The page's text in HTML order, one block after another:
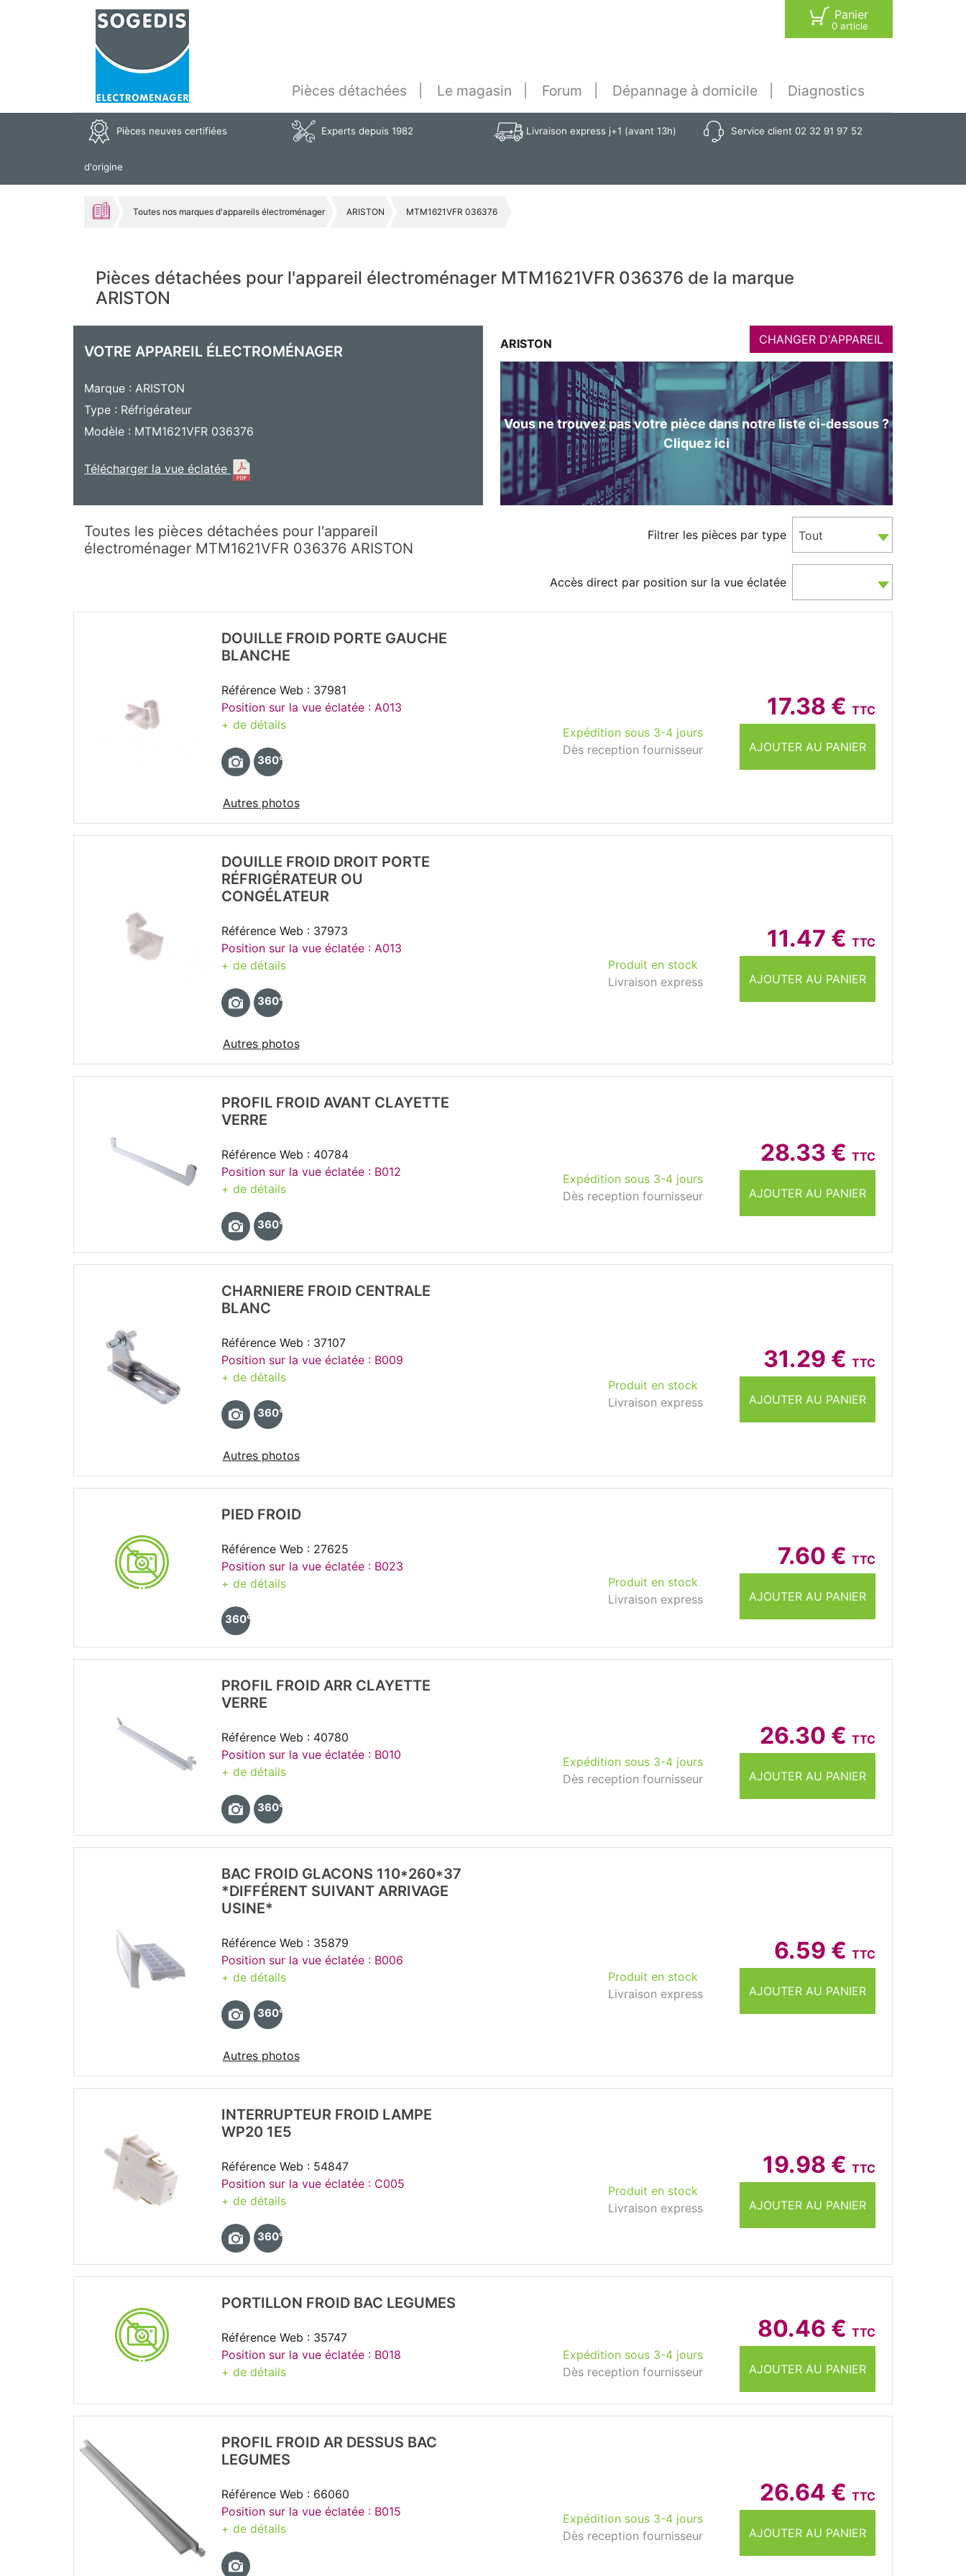
Panier
0 article
Pièces détachées Le magasin Forum Dépannage à domicile Diagnostics
Pièces neuves certifiées
d'origine
Experts depuis 1982 Livraison express j+1 (avant 13h) Service client 02 32 91 97 52
Toutes nos marques d'appareils électroménager ARISTON MTM1621VFR 036376
Pièces détachées pour l'appareil électroménager MTM1621VFR 036376 de la marque
ARISTON
VOTRE APPAREIL ÉLECTROMÉNAGER
Marque : ARISTON
Type : Réfrigérateur
Modèle : MTM1621VFR 036376
Télécharger la vue éclatée
ARISTON CHANGER D'APPAREIL
Vous ne trouvez pas votre pièce dans notre liste ci-dessous ?
Cliquez ici
Toutes les pièces détachées pour l'appareil
électroménager MTM1621VFR 036376 ARISTON
Filtrer les pièces par type Tout
Accès direct par position sur la vue éclatée
17.38 € TTC
AJOUTER AU PANIER
Expédition sous 3-4 jours
Dès reception fournisseur
DOUILLE FROID PORTE GAUCHE
BLANCHE
Référence Web : 37981
Position sur la vue éclatée : A013
+ de détails
360°
Autres photos
11.47 € TTC
AJOUTER AU PANIER
Produit en stock
Livraison express
DOUILLE FROID DROIT PORTE
RÉFRIGÉRATEUR OU
CONGÉLATEUR
Référence Web : 37973
Position sur la vue éclatée : A013
+ de détails
360°
Autres photos
28.33 € TTC
AJOUTER AU PANIER
Expédition sous 3-4 jours
Dès reception fournisseur
PROFIL FROID AVANT CLAYETTE
VERRE
Référence Web : 40784
Position sur la vue éclatée : B012
+ de détails
360°
31.29 € TTC
AJOUTER AU PANIER
Produit en stock
Livraison express
CHARNIERE FROID CENTRALE
BLANC
Référence Web : 37107
Position sur la vue éclatée : B009
+ de détails
360°
Autres photos
7.60 € TTC
AJOUTER AU PANIER
Produit en stock
Livraison express
PIED FROID
Référence Web : 27625
Position sur la vue éclatée : B023
+ de détails
360°
26.30 € TTC
AJOUTER AU PANIER
Expédition sous 3-4 jours
Dès reception fournisseur
PROFIL FROID ARR CLAYETTE
VERRE
Référence Web : 40780
Position sur la vue éclatée : B010
+ de détails
360°
6.59 € TTC
AJOUTER AU PANIER
Produit en stock
Livraison express
BAC FROID GLACONS 110*260*37
*DIFFÉRENT SUIVANT ARRIVAGE
USINE*
Référence Web : 35879
Position sur la vue éclatée : B006
+ de détails
360°
Autres photos
19.98 € TTC
AJOUTER AU PANIER
Produit en stock
Livraison express
INTERRUPTEUR FROID LAMPE
WP20 1E5
Référence Web : 54847
Position sur la vue éclatée : C005
+ de détails
360°
80.46 € TTC
AJOUTER AU PANIER
Expédition sous 3-4 jours
Dès reception fournisseur
PORTILLON FROID BAC LEGUMES
Référence Web : 35747
Position sur la vue éclatée : B018
+ de détails
26.64 € TTC
AJOUTER AU PANIER
Expédition sous 3-4 jours
Dès reception fournisseur
PROFIL FROID AR DESSUS BAC
LEGUMES
Référence Web : 66060
Position sur la vue éclatée : B015
+ de détails